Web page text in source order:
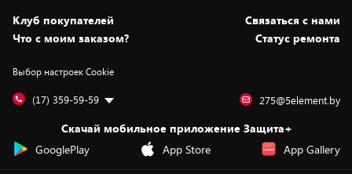
Статьи и обзоры
Вакансии
Дай пять добру!
Безналичный расчёт
Обмен и возврат товара
Обработка персональных данных
Подарочные карты
Установка техники
Для игровых консолей
Для мобильных устройств
Для компьютеров
Сервисные центры
Скидки и промокоды
Белорусские товары
Бонусы
Оплата частями
Уценка
Клуб покупателей
Cвязаться с нами
Что с моим заказом?
Статус ремонта
Выбор настроек Cookie
(17) 359-59-59 275@5element.by
Скачай мобильное приложение Защита+
GooglePlay
App Store App Gallery